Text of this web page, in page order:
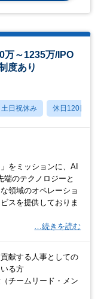
万～1235万/IPO
度あり
土日祝休み 休日120日以上
をミッションに、AI
端のテクノロジーと
領域のオペレーショ
スを提供しておりま
…続きを読む
献する人事としての
る方
チームリード・メン